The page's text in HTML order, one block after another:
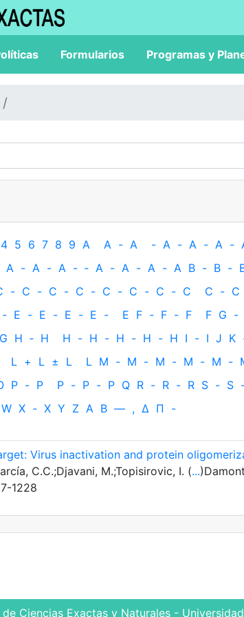
Formularios Programas y
4 5 6 7 8 9 A A - A - A - A - A -
A - A - A - ‐ A - A - A - A B - B -
- C - C - C - C - C - C - C C - C
- E - E - E - E - E F - F - F F G -
G H ‐ H H - H - H - H - H I - I J K
L + L ± L L M - M - M - M - M -
P - P P - P - P Q R - R - R S - S
W X - X Y Z Α Β — , Δ Π -
Virus inactivation and protein
C.C.;Djavani, M.;Topisirovic, I. (...
1228
de Ciencias Exactas y Naturales -